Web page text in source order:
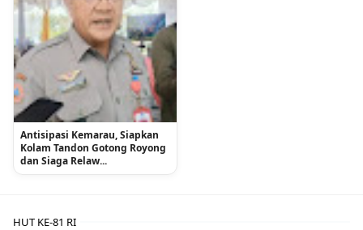
Antisipasi Kemarau, Siapkan
Kolam Tandon Gotong Royong
dan Siaga Relaw...
HUT KE-81 RI